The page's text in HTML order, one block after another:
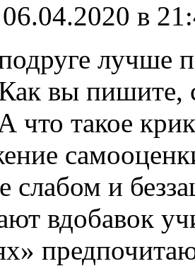
06.04.2020 в
лучше
вы пишите,
что такое
слабом и
вдобавок